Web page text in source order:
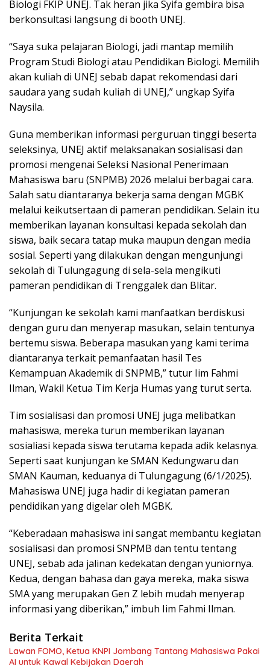
Biologi FKIP UNEJ. Tak heran jika Syifa gembira bisa
berkonsultasi langsung di booth UNEJ.
“Saya suka pelajaran Biologi, jadi mantap memilih
Program Studi Biologi atau Pendidikan Biologi. Memilih
akan kuliah di UNEJ sebab dapat rekomendasi dari
saudara yang sudah kuliah di UNEJ,” ungkap Syifa
Naysila.
Guna memberikan informasi perguruan tinggi beserta
seleksinya, UNEJ aktif melaksanakan sosialisasi dan
promosi mengenai Seleksi Nasional Penerimaan
Mahasiswa baru (SNPMB) 2026 melalui berbagai cara.
Salah satu diantaranya bekerja sama dengan MGBK
melalui keikutsertaan di pameran pendidikan. Selain itu
memberikan layanan konsultasi kepada sekolah dan
siswa, baik secara tatap muka maupun dengan media
sosial. Seperti yang dilakukan dengan mengunjungi
sekolah di Tulungagung di sela-sela mengikuti
pameran pendidikan di Trenggalek dan Blitar.
“Kunjungan ke sekolah kami manfaatkan berdiskusi
dengan guru dan menyerap masukan, selain tentunya
bertemu siswa. Beberapa masukan yang kami terima
diantaranya terkait pemanfaatan hasil Tes
Kemampuan Akademik di SNPMB,” tutur Iim Fahmi
Ilman, Wakil Ketua Tim Kerja Humas yang turut serta.
Tim sosialisasi dan promosi UNEJ juga melibatkan
mahasiswa, mereka turun memberikan layanan
sosialiasi kepada siswa terutama kepada adik kelasnya.
Seperti saat kunjungan ke SMAN Kedungwaru dan
SMAN Kauman, keduanya di Tulungagung (6/1/2025).
Mahasiswa UNEJ juga hadir di kegiatan pameran
pendidikan yang digelar oleh MGBK.
“Keberadaan mahasiswa ini sangat membantu kegiatan
sosialisasi dan promosi SNPMB dan tentu tentang
UNEJ, sebab ada jalinan kedekatan dengan yuniornya.
Kedua, dengan bahasa dan gaya mereka, maka siswa
SMA yang merupakan Gen Z lebih mudah menyerap
informasi yang diberikan,” imbuh Iim Fahmi Ilman.
Berita Terkait
Lawan FOMO, Ketua KNPI Jombang Tantang Mahasiswa Pakai
AI untuk Kawal Kebijakan Daerah